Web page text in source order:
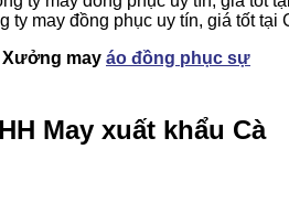
ty may đồng phục uy tín, giá tốt tại
Xưởng may áo đồng phục sự
May xuất khẩu Cà